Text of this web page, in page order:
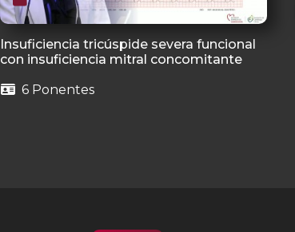
Insuficiencia tricúspide severa funcional
con insuficiencia mitral concomitante
6 Ponentes